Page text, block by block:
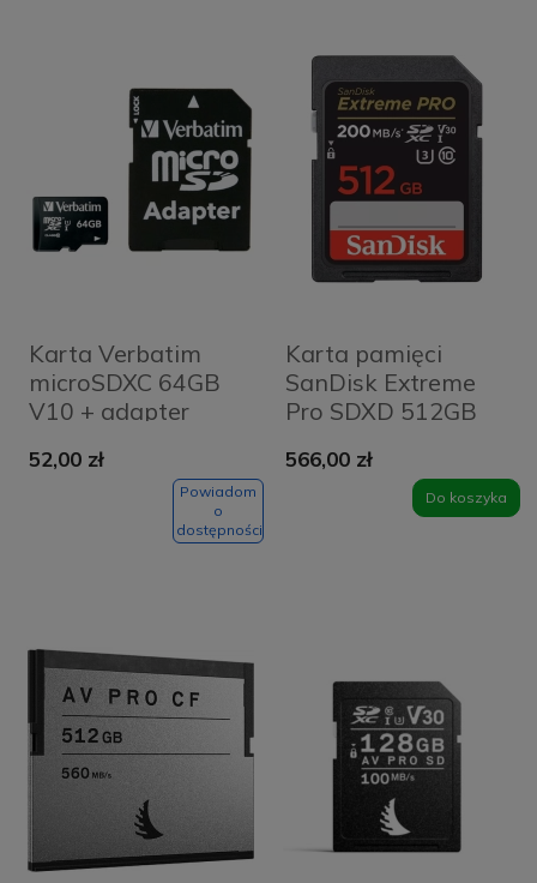
Karta Verbatim
microSDXC 64GB
V10 + adapter
Black
52,00 zł
Powiadom
o
dostępności
Karta pamięci
SanDisk Extreme
Pro SDXD 512GB
V30 UHS-I U3
566,00 zł
Do koszyka